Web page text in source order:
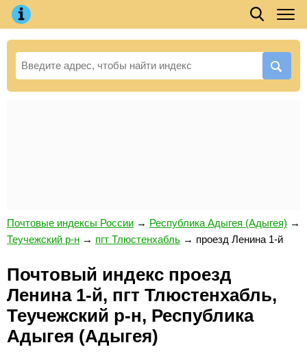
Почтовые индексы России → Республика Адыгея (Адыгея) →
Теучежский р-н → пгт Тлюстенхабль → проезд Ленина 1-й
Почтовый индекс проезд
Ленина 1-й, пгт Тлюстенхабль,
Теучежский р-н, Республика
Адыгея (Адыгея)